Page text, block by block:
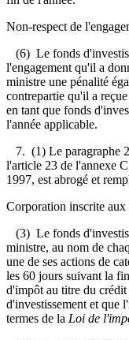
Non-respect de
(6) Le fonds
l'engagement qu'il a
ministre une pénalité
contrepartie qu'il a
en tant que fonds
l'année applicable.
7. (1) Le paragraphe
l'article 23 de l'annexe
1997, est abrogé et
Corporation inscrite
(3) Le fonds
ministre, au nom de
une de ses actions de
les 60 jours suivant la
d'impôt au titre du
d'investissement et que
termes de la Loi de